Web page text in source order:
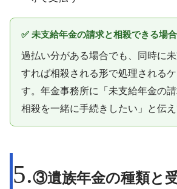
✅ 未支給年金の請求と相殺できる場
過払い分がある場合でも、同時に
すれば相殺される形で処理される
す。年金事務所に「未支給年金の
相殺を一緒に手続きしたい」と伝え
③遺族年金の種類と